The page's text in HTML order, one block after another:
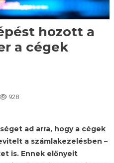
hozott a
a cégek
928
ad arra, hogy a cégek
a számlakezelésben –
is. Ennek előnyeit